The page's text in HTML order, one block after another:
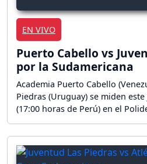
EN VIVO
Puerto Cabello vs
por la Sudamericana
Academia Puerto Cabello
Piedras (Uruguay) se miden
(17:00 horas de Perú) en el
de Valencia por la fase de
Sudamericana 2026. ¡Sigue
partido por la Copa